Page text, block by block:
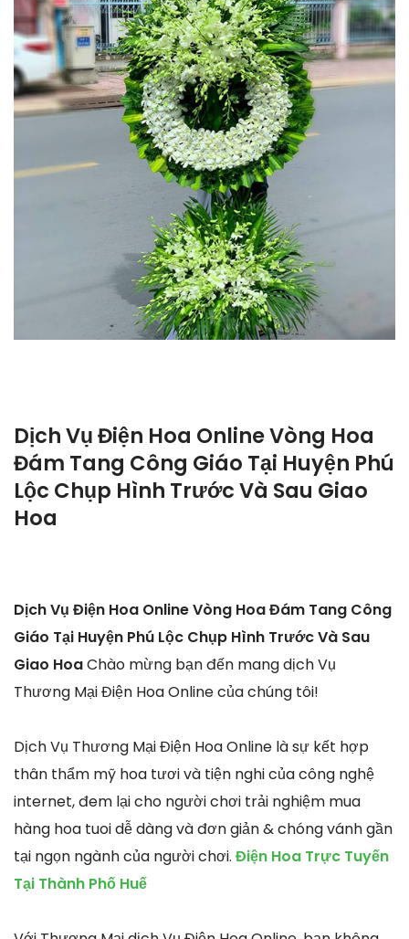
Dịch Vụ Điện Hoa Online Vòng Hoa
Đám Tang Công Giáo Tại Huyện Phú
Lộc Chụp Hình Trước Và Sau Giao
Hoa
Dịch Vụ Điện Hoa Online Vòng Hoa Đám Tang Công
Giáo Tại Huyện Phú Lộc Chụp Hình Trước Và Sau
Giao HoaChào mừng bạn đến mang dịch Vụ
Thương Mại Điện Hoa Online của chúng tôi!
Dịch Vụ Thương Mại Điện Hoa Online là sự kết hợp
thân thẩm mỹ hoa tươi và tiện nghi của công nghệ
internet, đem lại cho người chơi trải nghiệm mua
hàng hoa tuoi dễ dàng và đơn giản & chóng vánh gần
tại ngọn ngành của người chơi. Điện Hoa Trực Tuyến
Tại Thành Phố Huế